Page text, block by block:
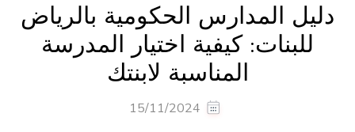
دليل المدارس الحكومية بالرياض
للبنات: كيفية اختيار المدرسة
المناسبة لابنتك
15/11/2024